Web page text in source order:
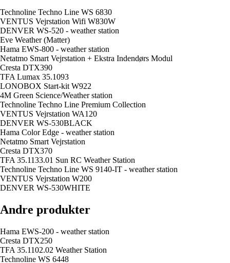
Technoline Techno Line WS 6830
VENTUS Vejrstation Wifi W830W
DENVER WS-520 - weather station
Eve Weather (Matter)
Hama EWS-800 - weather station
Netatmo Smart Vejrstation + Ekstra Indendørs Modul
Cresta DTX390
TFA Lumax 35.1093
LONOBOX Start-kit W922
4M Green Science/Weather station
Technoline Techno Line Premium Collection
VENTUS Vejrstation WA120
DENVER WS-530BLACK
Hama Color Edge - weather station
Netatmo Smart Vejrstation
Cresta DTX370
TFA 35.1133.01 Sun RC Weather Station
Technoline Techno Line WS 9140-IT - weather station
VENTUS Vejrstation W200
DENVER WS-530WHITE
Andre produkter
Hama EWS-200 - weather station
Cresta DTX250
TFA 35.1102.02 Weather Station
Technoline WS 6448